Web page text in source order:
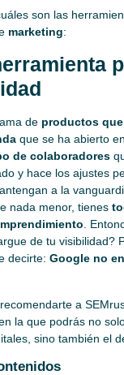
son las
marketing:
de productos
que se ha abierto
de colaboradores
y hace los ajustes
a la
nada menor, tienes
.
de tu visibilidad?
decirte: Google no
a
la que podrás no
sino también el